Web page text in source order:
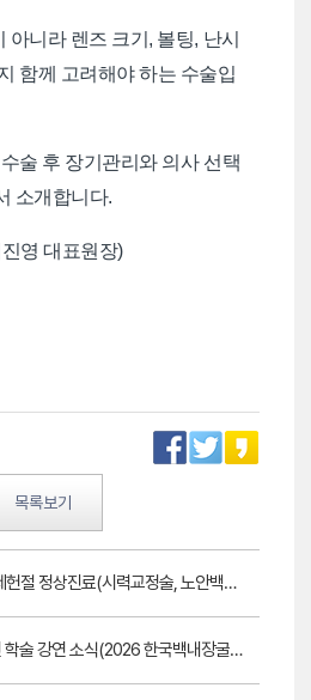
아니라 렌즈 크기, 볼팅, 난시
함께 고려해야 하는 수술입
술 후 장기관리와 의사 선택
소개합니다.
영 대표원장)
목록보기
7/17 제헌절 정상진료(시력교정술, 노안백내장 검사,수술,외래 정상운영)
의료진 학술 강연 소식(2026 한국백내장굴절수술학회/싱가포르학회)